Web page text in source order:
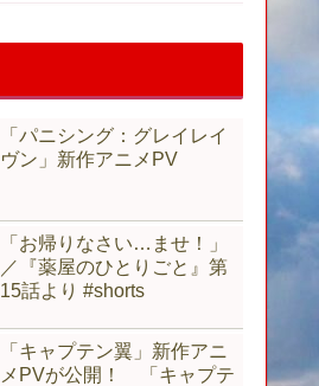
「パニシング：グレイレイ
ヴン」新作アニメPV
「お帰りなさい…ませ！」
／『薬屋のひとりごと』第
15話より #shorts
「キャプテン翼」新作アニ
メPVが公開！ 「キャプテ